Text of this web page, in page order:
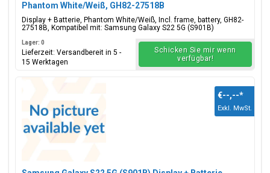
Phantom White/Weiß, GH82-27518B
Display + Batterie, Phantom White/Weiß, Incl. frame, battery, GH82-
27518B, Kompatibel mit: Samsung Galaxy S22 5G (S901B)
Lager: 0
Lieferzeit: Versandbereit in 5 -
15 Werktagen
Schicken Sie mir wenn
verfügbar!
€--,--*
Exkl. MwSt.